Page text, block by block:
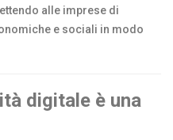
alle imprese di
e sociali in modo
digitale è una